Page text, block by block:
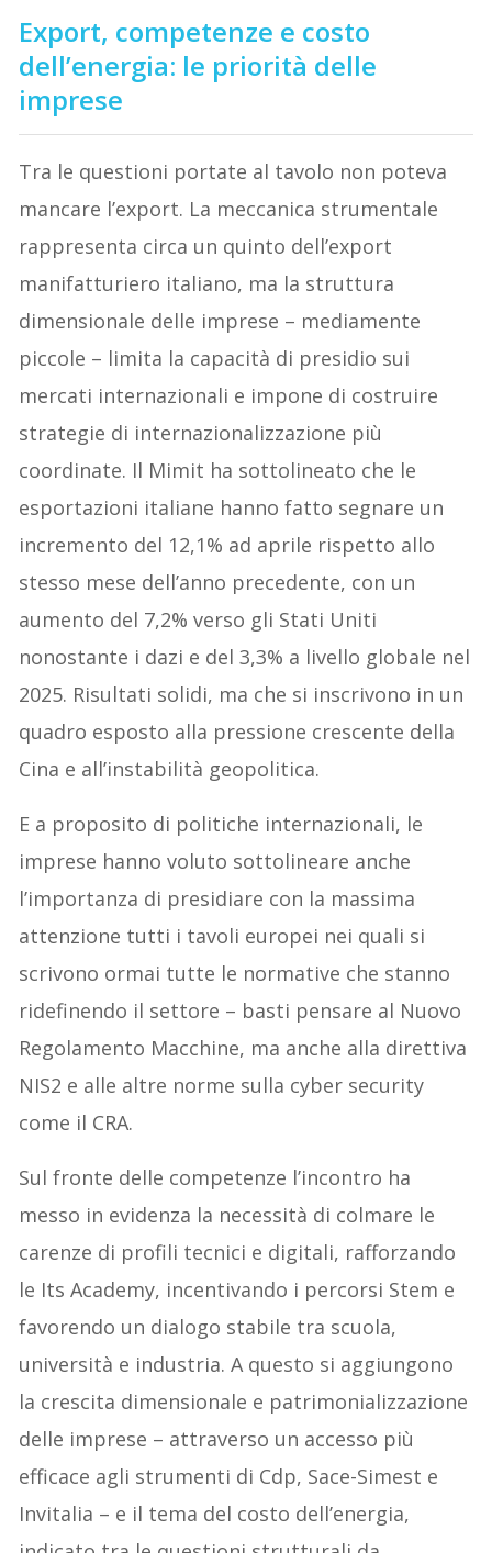
Export, competenze e costo
dell’energia: le priorità delle
imprese
Tra le questioni portate al tavolo non poteva
mancare l’export. La meccanica strumentale
rappresenta circa un quinto dell’export
manifatturiero italiano, ma la struttura
dimensionale delle imprese – mediamente
piccole – limita la capacità di presidio sui
mercati internazionali e impone di costruire
strategie di internazionalizzazione più
coordinate. Il Mimit ha sottolineato che le
esportazioni italiane hanno fatto segnare un
incremento del 12,1% ad aprile rispetto allo
stesso mese dell’anno precedente, con un
aumento del 7,2% verso gli Stati Uniti
nonostante i dazi e del 3,3% a livello globale nel
2025. Risultati solidi, ma che si inscrivono in un
quadro esposto alla pressione crescente della
Cina e all’instabilità geopolitica.
E a proposito di politiche internazionali, le
imprese hanno voluto sottolineare anche
l’importanza di presidiare con la massima
attenzione tutti i tavoli europei nei quali si
scrivono ormai tutte le normative che stanno
ridefinendo il settore – basti pensare al Nuovo
Regolamento Macchine, ma anche alla direttiva
NIS2 e alle altre norme sulla cyber security
come il CRA.
Sul fronte delle competenze l’incontro ha
messo in evidenza la necessità di colmare le
carenze di profili tecnici e digitali, rafforzando
le Its Academy, incentivando i percorsi Stem e
favorendo un dialogo stabile tra scuola,
università e industria. A questo si aggiungono
la crescita dimensionale e patrimonializzazione
delle imprese – attraverso un accesso più
efficace agli strumenti di Cdp, Sace-Simest e
Invitalia – e il tema del costo dell’energia,